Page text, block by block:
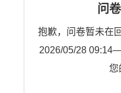
问
抱歉，问卷暂未在
2026/05/28
您